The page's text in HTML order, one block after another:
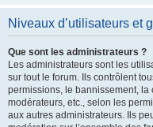
Niveaux d’utilisateurs et
Que sont les administrateurs ?
Les administrateurs sont les
sur tout le forum. Ils contrôlent
permissions, le bannissement, la
modérateurs, etc., selon les
aux autres administrateurs. Ils